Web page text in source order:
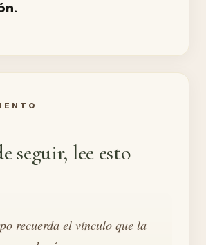
seguir, lee esto
recuerda el vínculo que la